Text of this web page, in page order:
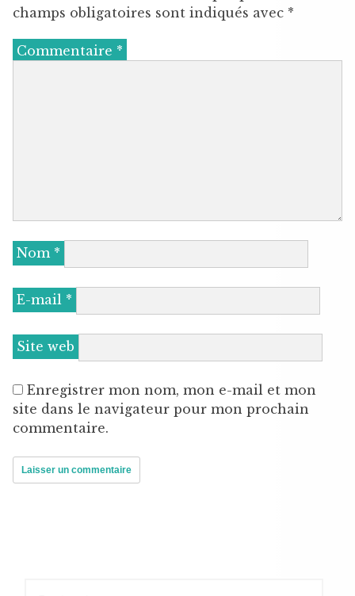
champs obligatoires sont indiqués avec *
Commentaire *
Nom *
E-mail *
Site web
Enregistrer mon nom, mon e-mail et mon
site dans le navigateur pour mon prochain
commentaire.